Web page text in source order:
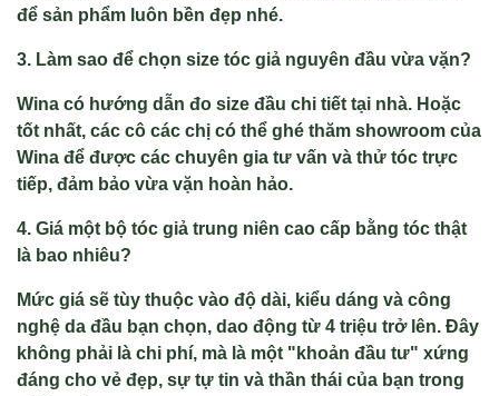
để sản phẩm luôn bền đẹp nhé.
3. Làm sao để chọn size tóc giả nguyên đầu vừa vặn?
Wina có hướng dẫn đo size đầu chi tiết tại nhà. Hoặc
tốt nhất, các cô các chị có thể ghé thăm showroom của
Wina để được các chuyên gia tư vấn và thử tóc trực
tiếp, đảm bảo vừa vặn hoàn hảo.
4. Giá một bộ tóc giả trung niên cao cấp bằng tóc thật
là bao nhiêu?
Mức giá sẽ tùy thuộc vào độ dài, kiểu dáng và công
nghệ da đầu bạn chọn, dao động từ 4 triệu trở lên. Đây
không phải là chi phí, mà là một "khoản đầu tư" xứng
đáng cho vẻ đẹp, sự tự tin và thần thái của bạn trong